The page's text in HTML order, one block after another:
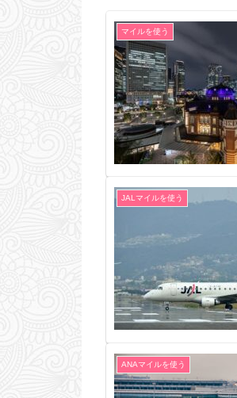
マイルを使う
JALマイルを使う
ANAマイルを使う